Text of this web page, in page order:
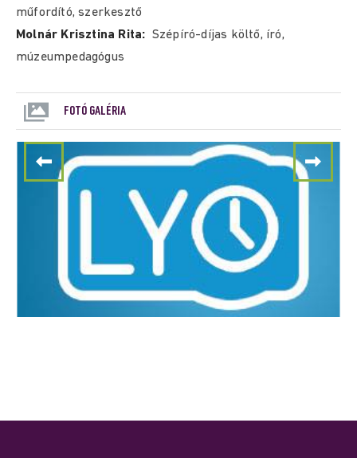
műfordító, szerkesztő
Molnár Krisztina Rita: Szépíró-díjas költő, író,
múzeumpedagógus
FOTÓ GALÉRIA